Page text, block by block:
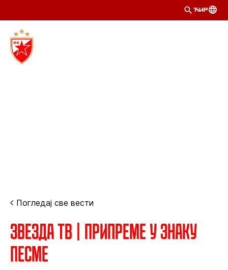
ЋИР
Погледај све вести
Звезда ТВ | Припреме у знаку
песме